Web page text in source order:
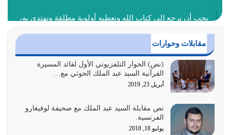
يجب أن نرجع إلى كتاب الله ونعطيه أولوية مطلقة ونهتدي به،
أغسطس 4, 2026
عندما لم تؤخذ منهجية تعليم الناس من خلال القرآن الكريم
حصل ضياع للأمة وضياع للأجيال
أغسطس 3, 2026
الغاية من الصلاة هو ذكر الله (أقم الصلاة لذكري) إضافة إلى
{وَأَعِدُّوا لَهُمْ مَا…
أغسطس 2, 2026
مقابلات وحوارات
(نص) الحوار التلفزيوني الأول لقائد المسيرة
القرآنية السيد عبد الملك الحوثي مع…
أبريل 23, 2019
نص مقابلة السيد عبد الملك مع صحيفة لوفيغارو
الفرنسية.
يوليو 18, 2018